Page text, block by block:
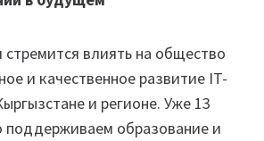
влиять на общество
и качественное развитие IT-
и регионе. Уже 13
поддерживаем образование и